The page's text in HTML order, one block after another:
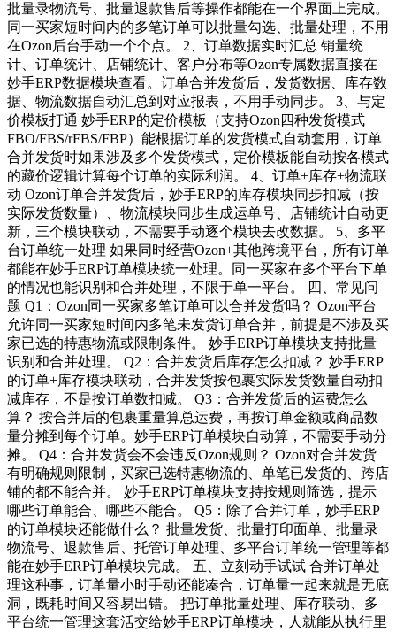
批量录物流号、批量退款售后等操作都能在一个界面上完成。
同一买家短时间内的多笔订单可以批量勾选、批量处理，不用
在Ozon后台手动一个个点。 2、订单数据实时汇总 销量统
计、订单统计、店铺统计、客户分布等Ozon专属数据直接在
妙手ERP数据模块查看。订单合并发货后，发货数据、库存数
据、物流数据自动汇总到对应报表，不用手动同步。 3、与定
价模板打通 妙手ERP的定价模板（支持Ozon四种发货模式
FBO/FBS/rFBS/FBP）能根据订单的发货模式自动套用，订单
合并发货时如果涉及多个发货模式，定价模板能自动按各模式
的藏价逻辑计算每个订单的实际利润。 4、订单+库存+物流联
动 Ozon订单合并发货后，妙手ERP的库存模块同步扣减（按
实际发货数量）、物流模块同步生成运单号、店铺统计自动更
新，三个模块联动，不需要手动逐个模块去改数据。 5、多平
台订单统一处理 如果同时经营Ozon+其他跨境平台，所有订单
都能在妙手ERP订单模块统一处理。同一买家在多个平台下单
的情况也能识别和合并处理，不限于单一平台。 四、常见问
题 Q1：Ozon同一买家多笔订单可以合并发货吗？ Ozon平台
允许同一买家短时间内多笔未发货订单合并，前提是不涉及买
家已选的特惠物流或限制条件。 妙手ERP订单模块支持批量
识别和合并处理。 Q2：合并发货后库存怎么扣减？ 妙手ERP
的订单+库存模块联动，合并发货按包裹实际发货数量自动扣
减库存，不是按订单数扣减。 Q3：合并发货后的运费怎么
算？ 按合并后的包裹重量算总运费，再按订单金额或商品数
量分摊到每个订单。妙手ERP订单模块自动算，不需要手动分
摊。 Q4：合并发货会不会违反Ozon规则？ Ozon对合并发货
有明确规则限制，买家已选特惠物流的、单笔已发货的、跨店
铺的都不能合并。 妙手ERP订单模块支持按规则筛选，提示
哪些订单能合、哪些不能合。 Q5：除了合并订单，妙手ERP
的订单模块还能做什么？ 批量发货、批量打印面单、批量录
物流号、退款售后、托管订单处理、多平台订单统一管理等都
能在妙手ERP订单模块完成。 五、立刻动手试试 合并订单处
理这种事，订单量小时手动还能凑合，订单量一起来就是无底
洞，既耗时间又容易出错。 把订单批量处理、库存联动、多
平台统一管理这套活交给妙手ERP订单模块，人就能从执行里